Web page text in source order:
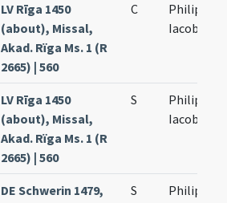
LV Rīga 1450
(about), Missal,
Akad. Rïga Ms. 1 (R
2665) | 560
C
Philippi et
Iacobi
LV Rīga 1450
(about), Missal,
Akad. Rïga Ms. 1 (R
2665) | 560
S
Philippi et
Iacobi
DE Schwerin 1479,
S
Philippi et